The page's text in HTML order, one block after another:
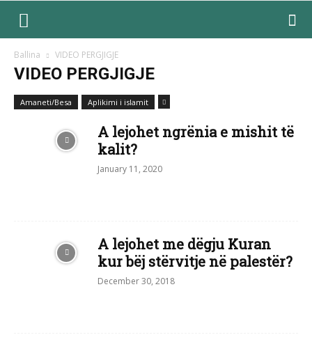
Ballina VIDEO PERGJIGJE
VIDEO PERGJIGJE
Amaneti/Besa Aplikimi i islamit
A lejohet ngrënia e mishit të
kalit?
January 11, 2020
A lejohet me dëgju Kuran
kur bëj stërvitje në palestër?
December 30, 2018